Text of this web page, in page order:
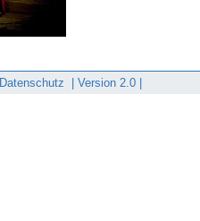
Datenschutz Version 2.0 |